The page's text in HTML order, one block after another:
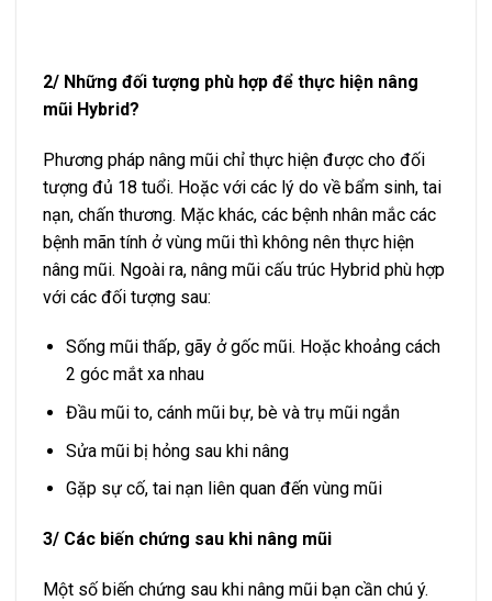
2/ Những đối tượng phù hợp để thực hiện nâng
mũi Hybrid?
Phương pháp nâng mũi chỉ thực hiện được cho đối
tượng đủ 18 tuổi. Hoặc với các lý do về bẩm sinh, tai
nạn, chấn thương. Mặc khác, các bệnh nhân mắc các
bệnh mãn tính ở vùng mũi thì không nên thực hiện
nâng mũi. Ngoài ra, nâng mũi cấu trúc Hybrid phù hợp
với các đối tượng sau:
Sống mũi thấp, gãy ở gốc mũi. Hoặc khoảng cách
2 góc mắt xa nhau
Đầu mũi to, cánh mũi bự, bè và trụ mũi ngắn
Sửa mũi bị hỏng sau khi nâng
Gặp sự cố, tai nạn liên quan đến vùng mũi
3/ Các biến chứng sau khi nâng mũi
Một số biến chứng sau khi nâng mũi bạn cần chú ý.